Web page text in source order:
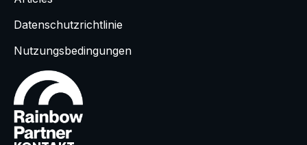
Datenschutzrichtlinie
Nutzungsbedingungen